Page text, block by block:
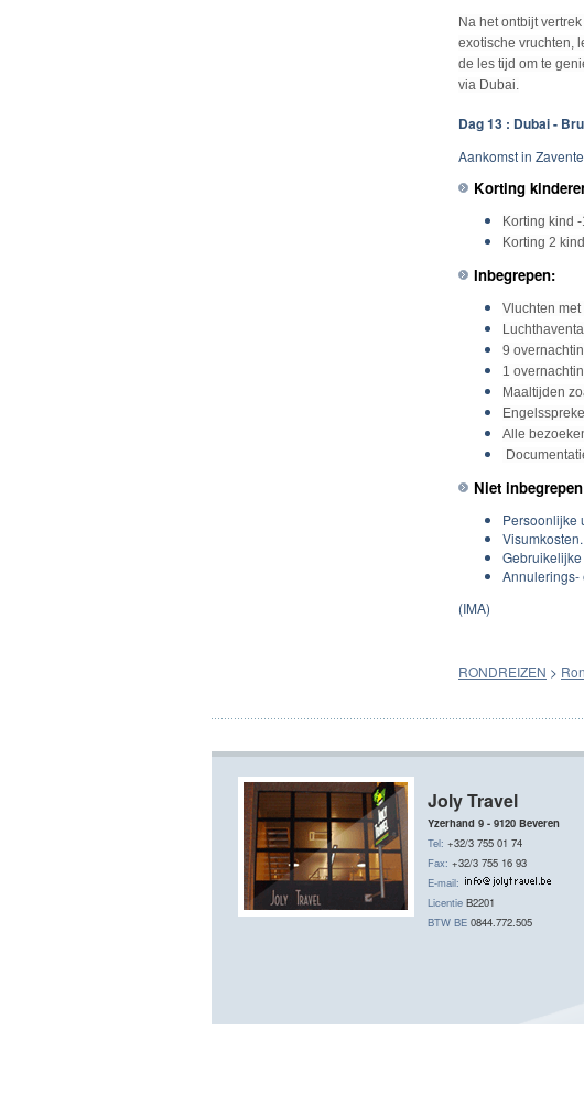
Na het ontbijt
exotische vruchten,
de les tijd om te
via Dubai.
Dag 13 : Dubai -
Aankomst in
Korting
Korting kind
Korting 2
Inbegrepen:
Vluchten met
9
1
Maaltijden
Alle
Niet
Persoonlijke
Visumkosten.
Annulerings-
(IMA)
RONDREIZEN >
Joly Travel
Yzerhand 9 - 9120 Beveren
Tel: +32/3 755 01 74
Fax: +32/3 755 16 93
E-mail:
Licentie B2201
BTW BE 0844.772.505